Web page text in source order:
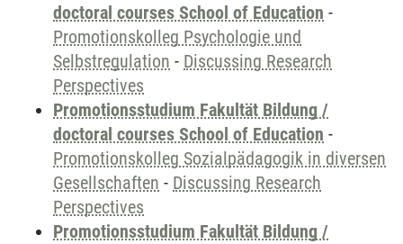
doctoral courses School of Education -
Promotionskolleg Psychologie und
Selbstregulation - Discussing Research
Perspectives
Promotionsstudium Fakultät Bildung /
doctoral courses School of Education -
Promotionskolleg Sozialpädagogik in diversen
Gesellschaften - Discussing Research
Perspectives
Promotionsstudium Fakultät Bildung /